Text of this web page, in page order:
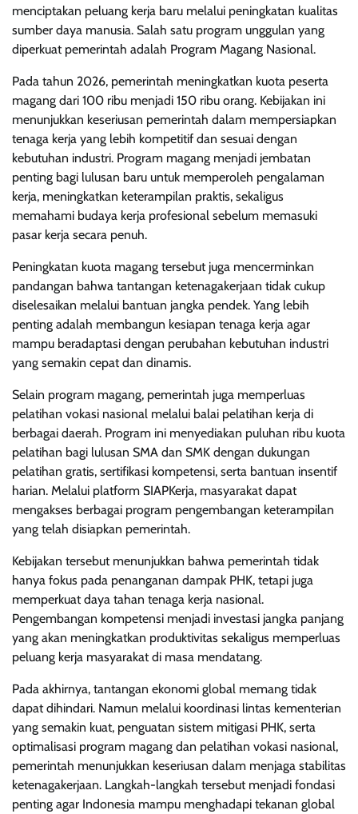
menciptakan peluang kerja baru melalui peningkatan kualitas
sumber daya manusia. Salah satu program unggulan yang
diperkuat pemerintah adalah Program Magang Nasional.
Pada tahun 2026, pemerintah meningkatkan kuota peserta
magang dari 100 ribu menjadi 150 ribu orang. Kebijakan ini
menunjukkan keseriusan pemerintah dalam mempersiapkan
tenaga kerja yang lebih kompetitif dan sesuai dengan
kebutuhan industri. Program magang menjadi jembatan
penting bagi lulusan baru untuk memperoleh pengalaman
kerja, meningkatkan keterampilan praktis, sekaligus
memahami budaya kerja profesional sebelum memasuki
pasar kerja secara penuh.
Peningkatan kuota magang tersebut juga mencerminkan
pandangan bahwa tantangan ketenagakerjaan tidak cukup
diselesaikan melalui bantuan jangka pendek. Yang lebih
penting adalah membangun kesiapan tenaga kerja agar
mampu beradaptasi dengan perubahan kebutuhan industri
yang semakin cepat dan dinamis.
Selain program magang, pemerintah juga memperluas
pelatihan vokasi nasional melalui balai pelatihan kerja di
berbagai daerah. Program ini menyediakan puluhan ribu kuota
pelatihan bagi lulusan SMA dan SMK dengan dukungan
pelatihan gratis, sertifikasi kompetensi, serta bantuan insentif
harian. Melalui platform SIAPKerja, masyarakat dapat
mengakses berbagai program pengembangan keterampilan
yang telah disiapkan pemerintah.
Kebijakan tersebut menunjukkan bahwa pemerintah tidak
hanya fokus pada penanganan dampak PHK, tetapi juga
memperkuat daya tahan tenaga kerja nasional.
Pengembangan kompetensi menjadi investasi jangka panjang
yang akan meningkatkan produktivitas sekaligus memperluas
peluang kerja masyarakat di masa mendatang.
Pada akhirnya, tantangan ekonomi global memang tidak
dapat dihindari. Namun melalui koordinasi lintas kementerian
yang semakin kuat, penguatan sistem mitigasi PHK, serta
optimalisasi program magang dan pelatihan vokasi nasional,
pemerintah menunjukkan keseriusan dalam menjaga stabilitas
ketenagakerjaan. Langkah-langkah tersebut menjadi fondasi
penting agar Indonesia mampu menghadapi tekanan global